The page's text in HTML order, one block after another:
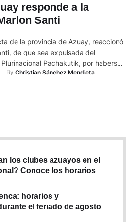
responde a la
Santi
de la provincia de Azuay, reaccionó
de que sea expulsada del
Pachakutik, por haberse
candidato a la Presidencia del
de un documento cuestionó a
By Christian Sánchez Mendieta
los clubes azuayos en el
Conoce los horarios
horarios y
el feriado de agosto